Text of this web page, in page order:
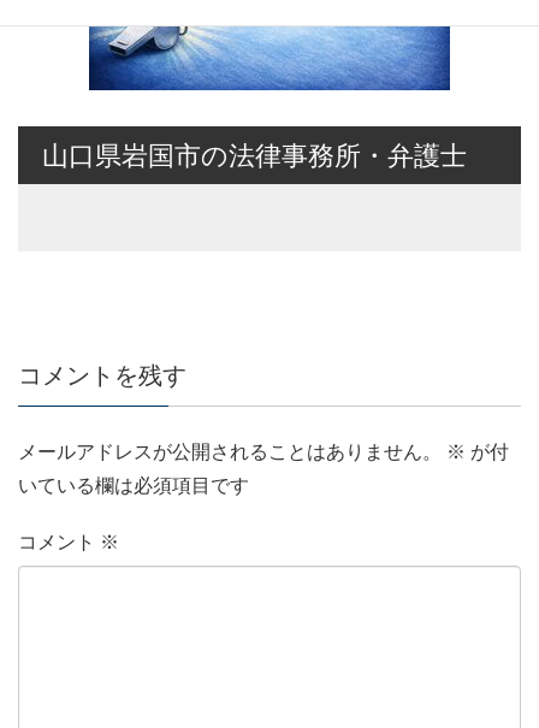
山口県岩国市の法律事務所・弁護士
コメントを残す
メールアドレスが公開されることはありません。 ※ が付
いている欄は必須項目です
コメント ※